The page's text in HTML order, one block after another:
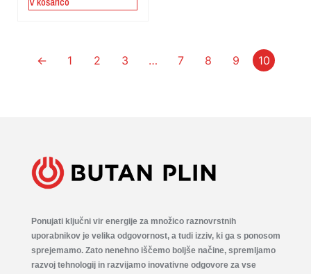
← 1 2 3 … 7 8 9 10
Ponujati ključni vir energije za množico raznovrstnih
uporabnikov je velika odgovornost, a tudi izziv, ki ga s ponosom
sprejemamo. Zato nenehno iščemo boljše načine, spremljamo
razvoj tehnologij in razvijamo inovativne odgovore za vse